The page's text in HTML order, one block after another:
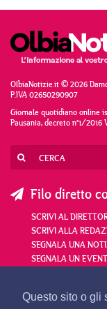
Questo sito o gli
OlbiaNotizie.it © 2026
P.IVA 02650290907
Giornale quotidiano online
Pausania, decreto n°1/
Filo diretto
SCRIVI AL
SCRIVI ALLA
SEGNALA UNA
SEGNALA UN